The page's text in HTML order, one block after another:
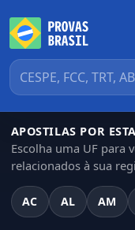
APOSTILAS POR
Escolha uma UF para
relacionados à sua
AC AL AM